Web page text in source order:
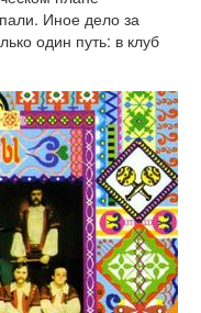
Иное дело за
один путь: в клуб